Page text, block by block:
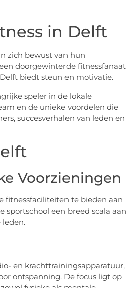
in Delft
zich bewust van hun
doorgewinterde fitnessfanaat
biedt steun en motivatie.
speler in de lokale
en de unieke voordelen die
succesverhalen van leden en
Voorzieningen
fitnessfaciliteiten te bieden aan
sportschool een breed scala aan
en krachttrainingsapparatuur,
ontspanning. De focus ligt op